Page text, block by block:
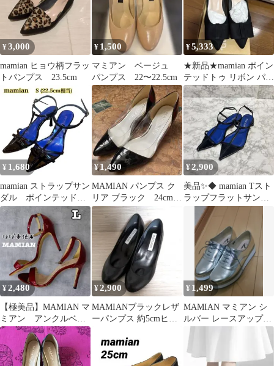
¥3,000
mamian ヒョウ柄フラッ
トパンプス 23.5cm
¥ 1,500
マミアン ベージュ
パンプス 22〜22.5cm
¥5,333
★新品★mamian ポイン
テッドトゥ リボン パン
プス ブラック 22.5cm
¥ 1,680
mamian ストラップサン
ダル ポインテッドト
ゥ エナメル ブラッ
ク S
¥ 1,490
MAMIAN パンプス ク
リア ブラック 24cm
日本製
¥2,900
美品✨️◆ mamian Tスト
ラップフラットサンダ
ル 黒 ポインテッドトゥ
Ｌ◆
¥2,480
【極美品】MAMIAN マ
ミアン アンクルベル
ト ストラップサンダ
ル 赤 Ｌ
¥2,900
MAMIANブラックレザ
ーパンプス 約5cmヒー
¥ 1,499
MAMIAN マミアン シ
ルバー レースアップシ
ューズ